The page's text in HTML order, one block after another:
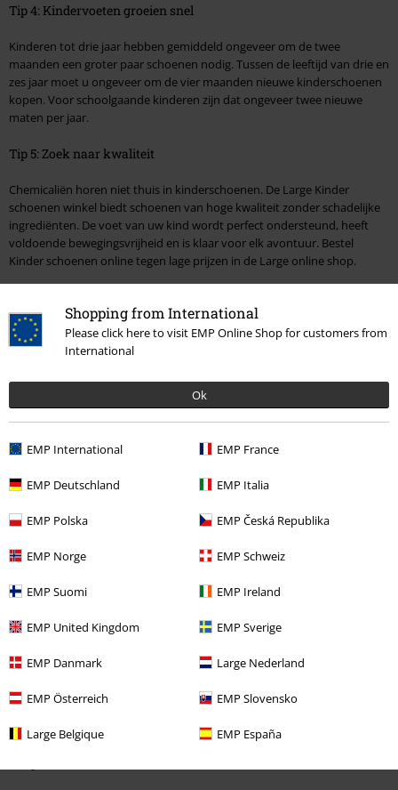
Shopping from International
Please click here to visit EMP Online Shop for customers from
International
Ok
EMP International EMP France
EMP Deutschland EMP Italia
EMP Polska EMP Česká Republika
EMP Norge EMP Schweiz
EMP Suomi EMP Ireland
EMP United Kingdom EMP Sverige
EMP Danmark Large Nederland
EMP Österreich EMP Slovensko
Large Belgique EMP España
Tip 4: Kindervoeten groeien snel
Kinderen tot drie jaar hebben gemiddeld ongeveer om de twee
maanden een groter paar schoenen nodig. Tussen de leeftijd van drie en
zes jaar moet u ongeveer om de vier maanden nieuwe kinderschoenen
kopen. Voor schoolgaande kinderen zijn dat ongeveer twee nieuwe
maten per jaar.
Tip 5: Zoek naar kwaliteit
Chemicaliën horen niet thuis in kinderschoenen. De Large Kinder
schoenen winkel biedt schoenen van hoge kwaliteit zonder schadelijke
ingrediënten. De voet van uw kind wordt perfect ondersteund, heeft
voldoende bewegingsvrijheid en is klaar voor elk avontuur. Bestel
Kinder schoenen online tegen lage prijzen in de Large online shop.
Kinderschoenen kopen kan een hele uitdaging zijn omdat kindervoeten
snel groeien. Bovendien moeten de voetjes van de kleintjes van bij het
voorkomen. Dus als u de kinderschoen wilt testen voordat u hem
koopt, hebt u de mogelijkheid om uw kinderschoenen op rekening te
kopen. In de Large winkel kunt u Kinder schoenen online kopen op
rekening en de kwaliteit eerst zelf zien. De keuze aan modellen van hoge
kwaliteit is groot, en de liefdevolle ontwerpen zijn niet alleen voor
ouders overtuigend.
Ontdek vele topmerken en bespaar
Bij Large vindt u fantastische Kinder schoenen van de hoogste kwaliteit.
Merken als VANS, adidas en Dockers by Gerli zijn maar een paar
voorbeelden. De kwaliteit van kinderschoenen doet in geen enkel
opzicht onder voor die van schoenen voor volwassenen. Als uw lieveling
qua mode op haar moeder lijkt, dan zijn de stijlvolle Patent PU Black
Boots van Dockers precies goed. De Kinder schoenen voor meisjes zijn
gemaakt van stevig kunstleer en hebben een opvallende lak-look. Zij
hebben een ritssluiting aan de binnenzijde en een vetersluiting die zorgt
voor een stevige grip op de voet. Kleurrijk en speels met de mooie
kinder sneakers in regenboogkleuren. Het vrolijke ontwerp maakt meer
van elke zomer outfit en is ideaal voor warme dagen.